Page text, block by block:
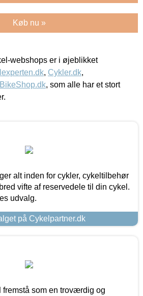
Køb nu »
webshops er i øjeblikket
, Cykler.dk,
, som alle har et stort
alt inden for cykler, cykeltilbehør
vifte af reservedele til din cykel.
udvalg.
på Cykelpartner.dk
fremstå som en troværdig og